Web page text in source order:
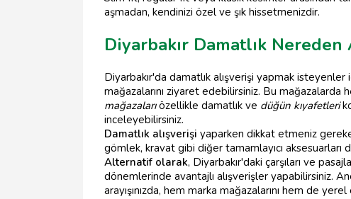
aşmadan, kendinizi özel ve şık hissetmenizdir.
Diyarbakır Damatlık Nereden
Diyarbakır'da damatlık alışverişi yapmak
mağazalarını ziyaret edebilirsiniz. Bu mağazalarda
mağazalarıözellikle damatlık ve düğün kıyafetleri
inceleyebilirsiniz.
Damatlık alışverişi yaparken dikkat etmeniz
gömlek, kravat gibi diğer tamamlayıcı
Alternatif olarak, Diyarbakır'daki çarşıları ve
dönemlerinde avantajlı alışverişler yapabilirsiniz.
arayışınızda, hem marka mağazalarını hem de